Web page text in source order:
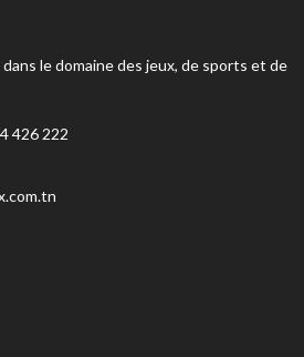
le domaine des jeux, de sports et de
426 222